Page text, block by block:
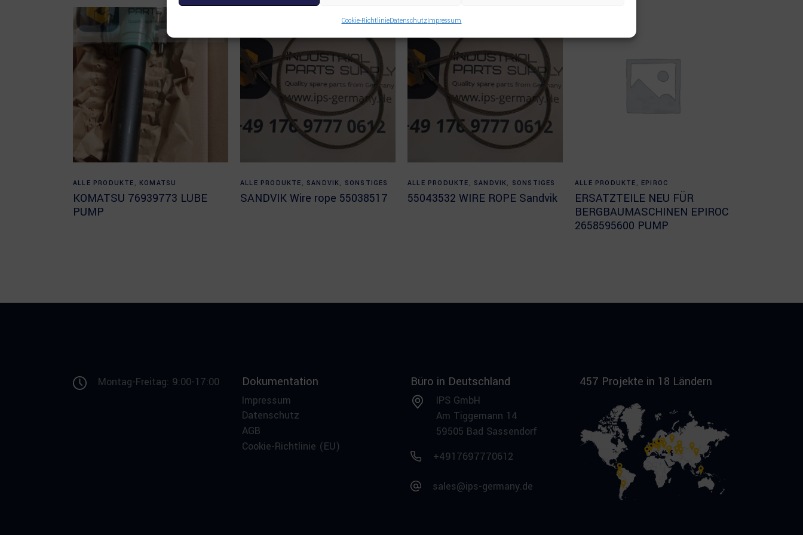
Cookie-RichtlinieDatenschutzImpressum
Read more
ALLE PRODUKTE , KOMATSU
KOMATSU 76939773 LUBE
PUMP
Read more
ALLE PRODUKTE , SANDVIK, SONSTIGES
SANDVIK Wire rope 55038517
Read more
ALLE PRODUKTE , SANDVIK, SONSTIGES
55043532 WIRE ROPE Sandvik
Read more
ALLE PRODUKTE , EPIROC
ERSATZTEILE NEU FÜR
BERGBAUMASCHINEN EPIROC
2658595600 PUMP
Montag-Freitag: 9:00-17:00 Dokumentation
Impressum
Datenschutz
AGB
Cookie-Richtlinie (EU)
Büro in Deutschland
IPS GmbH
Am Tiggemann 14
59505 Bad Sassendorf
+4917697770612
sales@ips-germany.de
457 Projekte in 18 Ländern